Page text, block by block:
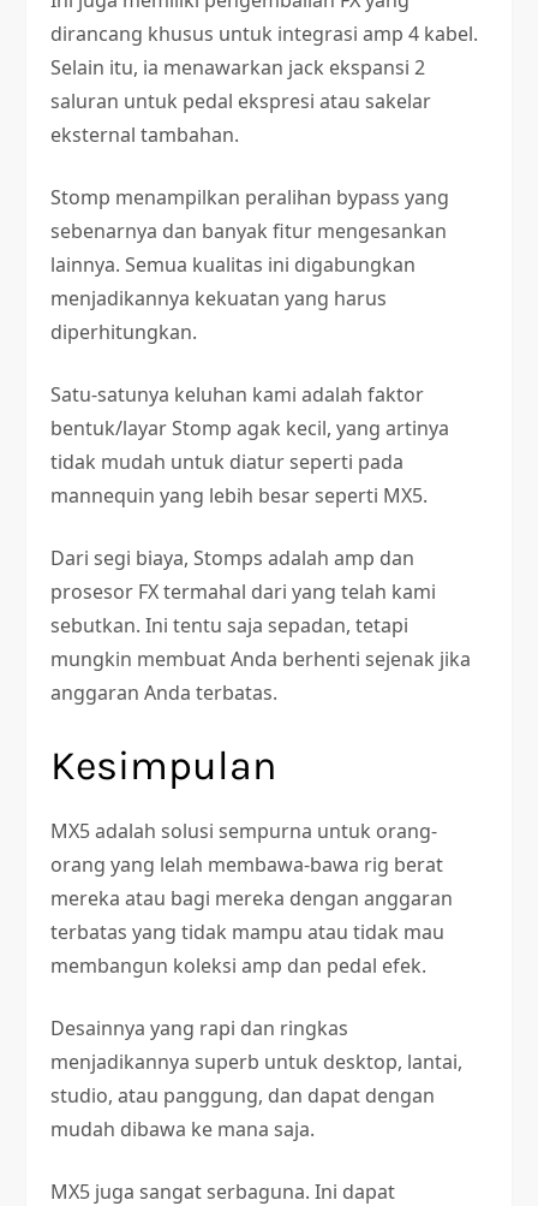
dirancang khusus untuk integrasi amp 4 kabel.
Selain itu, ia menawarkan jack ekspansi 2
saluran untuk pedal ekspresi atau sakelar
eksternal tambahan.
Stomp menampilkan peralihan bypass yang
sebenarnya dan banyak fitur mengesankan
lainnya. Semua kualitas ini digabungkan
menjadikannya kekuatan yang harus
diperhitungkan.
Satu-satunya keluhan kami adalah faktor
bentuk/layar Stomp agak kecil, yang artinya
tidak mudah untuk diatur seperti pada
mannequin yang lebih besar seperti MX5.
Dari segi biaya, Stomps adalah amp dan
prosesor FX termahal dari yang telah kami
sebutkan. Ini tentu saja sepadan, tetapi
mungkin membuat Anda berhenti sejenak jika
anggaran Anda terbatas.
Kesimpulan
MX5 adalah solusi sempurna untuk orang-
orang yang lelah membawa-bawa rig berat
mereka atau bagi mereka dengan anggaran
terbatas yang tidak mampu atau tidak mau
membangun koleksi amp dan pedal efek.
Desainnya yang rapi dan ringkas
menjadikannya superb untuk desktop, lantai,
studio, atau panggung, dan dapat dengan
mudah dibawa ke mana saja.
MX5 juga sangat serbaguna. Ini dapat